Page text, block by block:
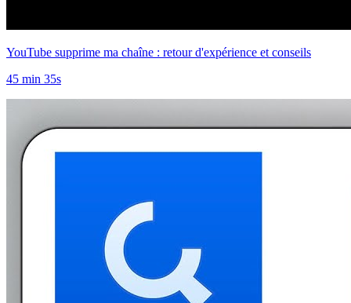
YouTube supprime ma chaîne : retour d'expérience et conseils
45 min 35s